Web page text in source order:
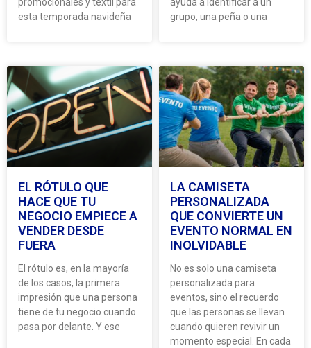
esta temporada navideña
grupo, una peña o una
EL RÓTULO QUE
HACE QUE TU
NEGOCIO EMPIECE A
VENDER DESDE
FUERA
El rótulo es, en la mayoría
de los casos, la primera
impresión que una persona
tiene de tu negocio cuando
pasa por delante. Y ese
LA CAMISETA
PERSONALIZADA
QUE CONVIERTE UN
EVENTO NORMAL EN
INOLVIDABLE
No es solo una camiseta
personalizada para
eventos, sino el recuerdo
que las personas se llevan
cuando quieren revivir un
momento especial. En cada